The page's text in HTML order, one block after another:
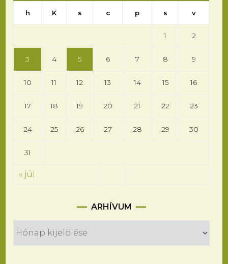
h K s c p s v
1 2
3 4 5 6 7 8 9
10 11 12 13 14 15 16
17 18 19 20 21 22 23
24 25 26 27 28 29 30
31
« júl
ARHÍVUM
Arhívum